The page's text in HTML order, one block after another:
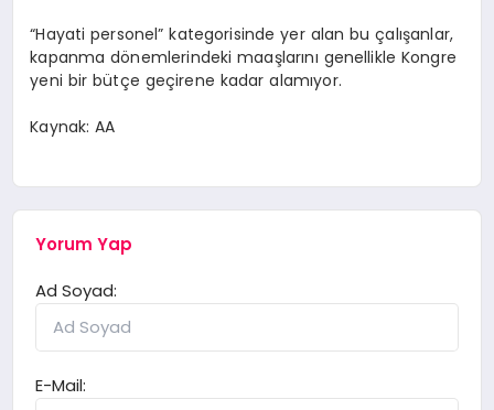
“Hayati personel” kategorisinde yer alan bu çalışanlar,
kapanma dönemlerindeki maaşlarını genellikle Kongre
yeni bir bütçe geçirene kadar alamıyor.
Kaynak: AA
Yorum Yap
Ad Soyad:
E-Mail: